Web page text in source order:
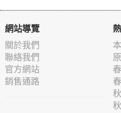
網站導覽
關於我們
聯絡我們
官方網站
銷售通路